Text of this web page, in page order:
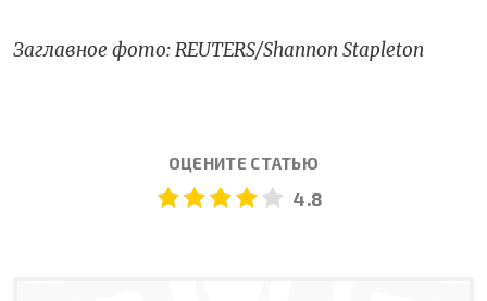
Заглавное фото: REUTERS/Shannon Stapleton
ОЦЕНИТЕ СТАТЬЮ
4.8